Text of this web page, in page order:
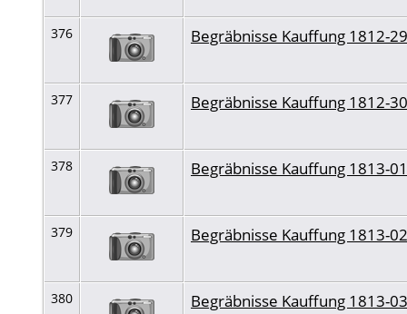
376 Begräbnisse Kauffung 1812-29
377 Begräbnisse Kauffung 1812-30
378 Begräbnisse Kauffung 1813-01
379 Begräbnisse Kauffung 1813-02
380 Begräbnisse Kauffung 1813-03